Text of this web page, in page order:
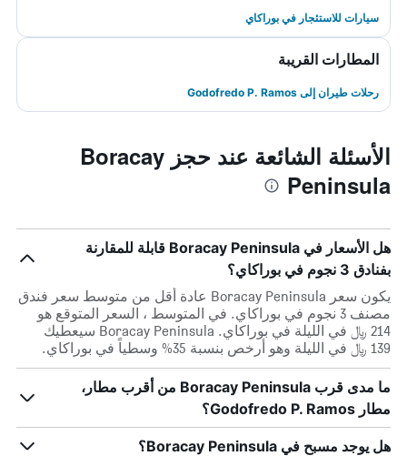
سيارات للاستئجار في بوراكاي
المطارات القريبة
رحلات طيران إلى Godofredo P. Ramos
الأسئلة الشائعة عند حجز Boracay
Peninsula
هل الأسعار في Boracay Peninsula قابلة للمقارنة
بفنادق 3 نجوم في بوراكاي؟
يكون سعر Boracay Peninsula عادة أقل من متوسط ​​سعر فندق
مصنف 3 نجوم في بوراكاي. في المتوسط ، السعر المتوقع هو
214 ﷼ في الليلة في بوراكاي. Boracay Peninsula سيعطيك
139 ﷼ في الليلة وهو أرخص بنسبة 35% وسطياً في بوراكاي.
ما مدى قرب Boracay Peninsula من أقرب مطار،
مطار Godofredo P. Ramos؟
هل يوجد مسبح في Boracay Peninsula؟